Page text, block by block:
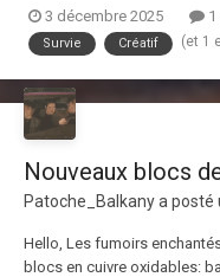
quand ça sera à jour.
3 décembre 2025
Survie Créatif (et 1
Nouveaux blocs
Patoche_Balkanya posté
Hello, Les fumoirs
blocs en cuivre oxidables: